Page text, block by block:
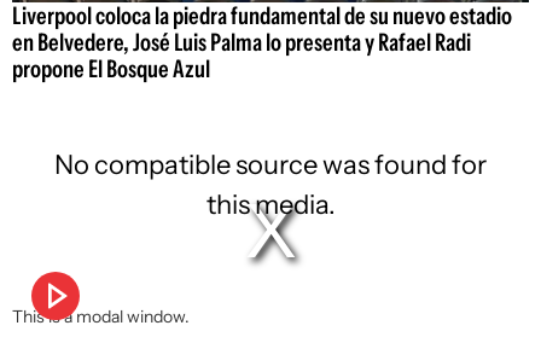
Liverpool coloca la piedra fundamental de su nuevo estadio
en Belvedere, José Luis Palma lo presenta y Rafael Radi
propone El Bosque Azul
This is a modal window.
No compatible source was found for
this media.